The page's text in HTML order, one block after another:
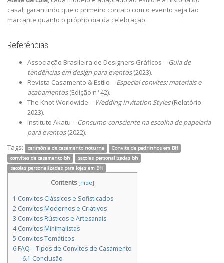
casal, garantindo que o primeiro contato com o evento seja tão
marcante quanto o próprio dia da celebração.
Referências
Associação Brasileira de Designers Gráficos – Guia de
tendências em design para eventos(2023).
Revista Casamento & Estilo – Especial convites: materiais e
acabamentos(Edição nº 42).
The Knot Worldwide – Wedding Invitation Styles(Relatório
2023).
Instituto Akatu – Consumo consciente na escolha de papelaria
para eventos(2022).
Tags:
cerimônia de casamento noturna
Convite de padrinhos em BH
convites de casamento bh
sacolas personalizadas bh
sacolas personalizadas para lojas em BH
Contents [hide]
1 Convites Clássicos e Sofisticados
2 Convites Modernos e Criativos
3 Convites Rústicos e Artesanais
4Convites Minimalistas
5 Convites Temáticos
6 FAQ – Tipos de Convites de Casamento
6.1 Conclusão